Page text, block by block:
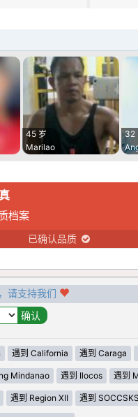
45 岁
Marilao
32
档案
已确认品质
请支持我们
遇到 California 遇到 Caraga
Mindanao 遇到 Ilocos 遇到
遇到 Region XII 遇到